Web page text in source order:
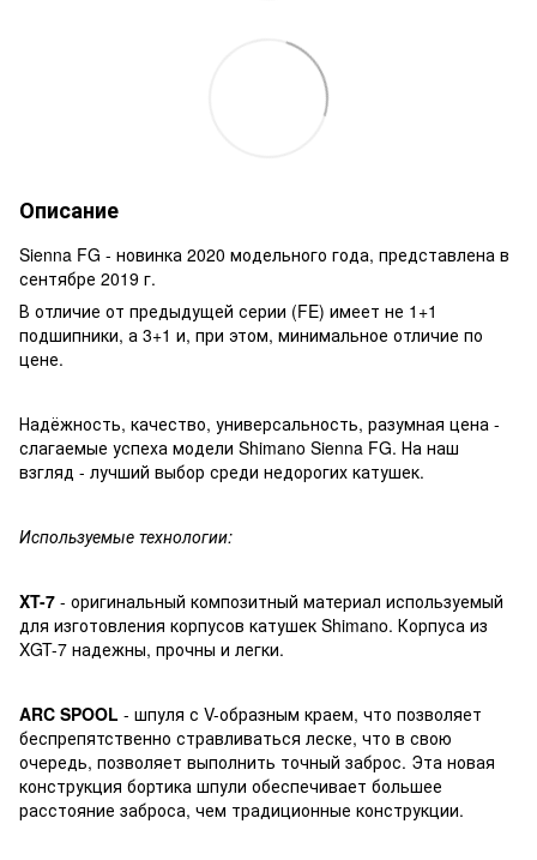
Описание
Sienna FG - новинка 2020 модельного года, представлена в
сентябре 2019 г.
В отличие от предыдущей серии (FE) имеет не 1+1
подшипники, а 3+1 и, при этом, минимальное отличие по
цене.
Надёжность, качество, универсальность, разумная цена -
слагаемые успеха модели Shimano Sienna FG. На наш
взгляд - лучший выбор среди недорогих катушек.
Используемые технологии:
XT-7 - оригинальный композитный материал используемый
для изготовления корпусов катушек Shimano. Корпуса из
XGT-7 надежны, прочны и легки.
ARC SPOOL - шпуля с V-образным краем, что позволяет
беспрепятственно стравливаться леске, что в свою
очередь, позволяет выполнить точный заброс. Эта новая
конструкция бортика шпули обеспечивает большее
расстояние заброса, чем традиционные конструкции.